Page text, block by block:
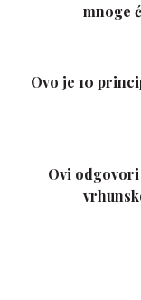
mnoge
Ovo je 10
Ovi